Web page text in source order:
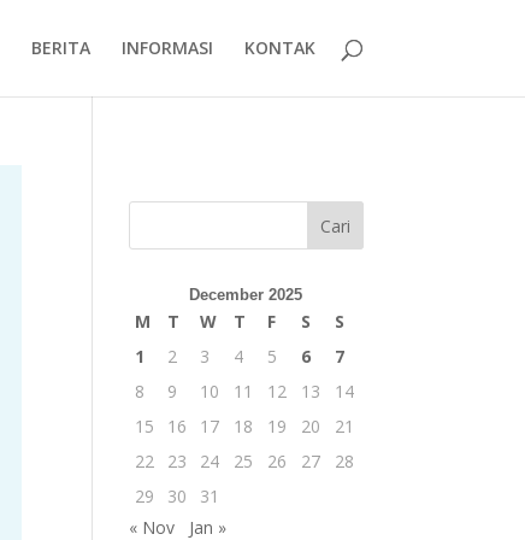
BERITA INFORMASI KONTAK
Cari
December 2025
M T W T F S
S
1
2 3 4 5 6
7
8
9 10 11 12 13
14
15
16 17 18 19 20
21
22
23 24 25 26 27
28
29
30
31
« Nov
Jan »